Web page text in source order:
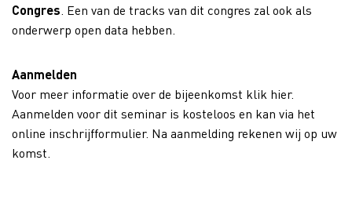
Congres . Een van de tracks van dit congres zal ook als
onderwerp open data hebben.
Aanmelden
Voor meer informatie over de bijeenkomst klik hier.
Aanmelden voor dit seminar is kosteloos en kan via het
online inschrijfformulier. Na aanmelding rekenen wij op uw
komst.